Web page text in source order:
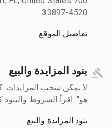
33897-4520
تفاصيل الموقع
بنود المزايدة والبيع
لا يمكن سحب المزايدات.
هو". اقرأ الشروط والبنود
بنود المزايدة والبيع